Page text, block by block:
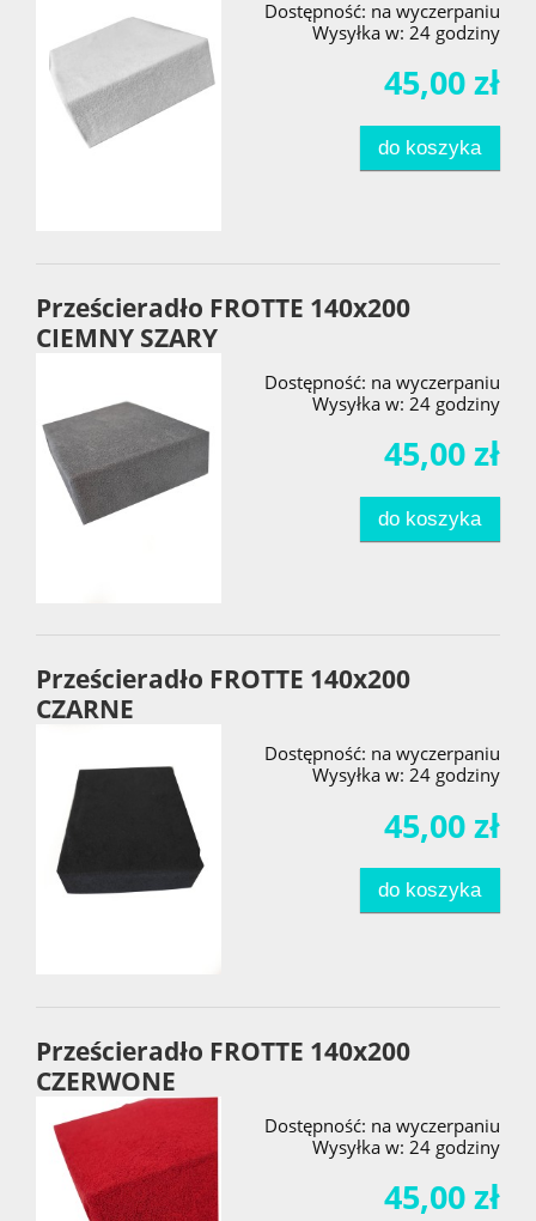
Dostępność: na wyczerpaniu
Wysyłka w: 24 godziny
45,00 zł
do koszyka
Prześcieradło FROTTE 140x200
CIEMNY SZARY
Dostępność: na wyczerpaniu
Wysyłka w: 24 godziny
45,00 zł
do koszyka
Prześcieradło FROTTE 140x200
CZARNE
Dostępność: na wyczerpaniu
Wysyłka w: 24 godziny
45,00 zł
do koszyka
Prześcieradło FROTTE 140x200
CZERWONE
Dostępność: na wyczerpaniu
Wysyłka w: 24 godziny
45,00 zł